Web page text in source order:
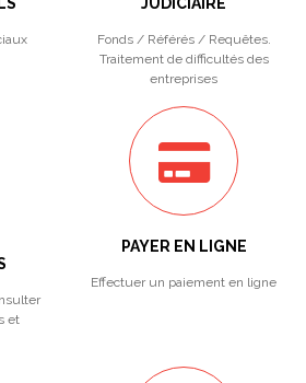
Fonds / Référés / Requêtes.
Traitement de difficultés des
entreprises
et
PAYER EN LIGNE
Effectuer un paiement en ligne